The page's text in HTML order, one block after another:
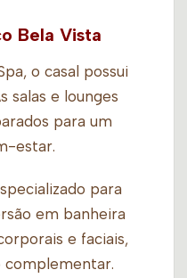
Bela Vista
o casal possui
salas e lounges
para um
estar.
para
em banheira
e faciais,
complementar.